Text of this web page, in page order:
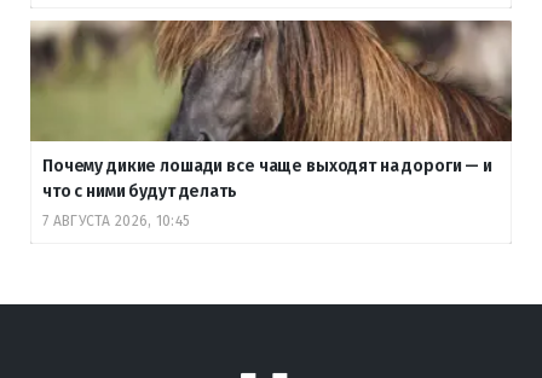
Почему дикие лошади все чаще выходят на дороги — и
что с ними будут делать
7 АВГУСТА 2026, 10:45